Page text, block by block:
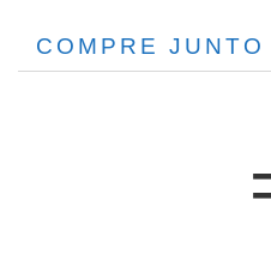
COMPRE JUNTO